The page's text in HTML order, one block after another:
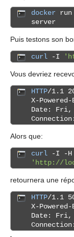
docker
server
Puis testons son
curl -I
Vous devriez
HTTP/1.1
X-
Date: Fri,
Alors que:
curl -I -H
'http://
retournera une
HTTP/1.1
X-
Date: Fri,